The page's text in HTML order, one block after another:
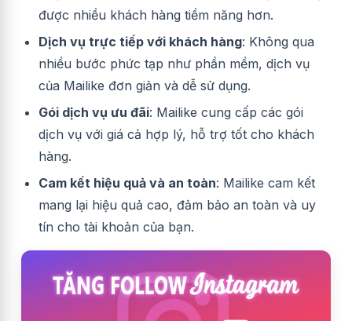
được nhiều khách hàng tiềm năng hơn.
Dịch vụ trực tiếp với khách hàng: Không qua
nhiều bước phức tạp như phần mềm, dịch vụ
của Mailike đơn giản và dễ sử dụng.
Gói dịch vụ ưu đãi: Mailike cung cấp các gói
dịch vụ với giá cả hợp lý, hỗ trợ tốt cho khách
hàng.
Cam kết hiệu quả và an toàn: Mailike cam kết
mang lại hiệu quả cao, đảm bảo an toàn và uy
tín cho tài khoản của bạn.